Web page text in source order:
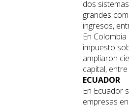
dos
grandes
ingresos,
En
impuesto
ampliaron
capital,
ECUADOR
En Ecuador
empresas